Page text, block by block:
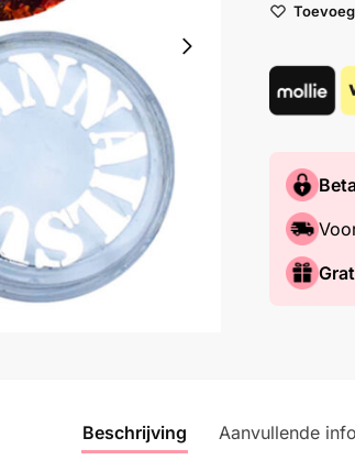
Beschrijving Aanvullende